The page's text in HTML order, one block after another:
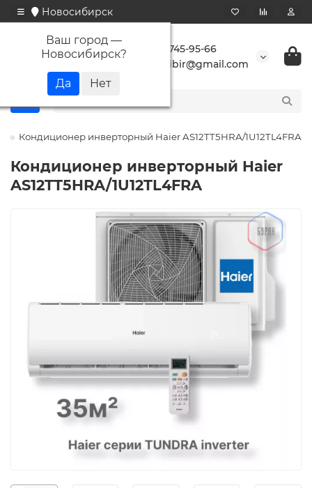
Новосибирск
Ваш город —
Новосибирск?
+7 923 745-95-66
buransibir@gmail.com
Кондиционер инверторный Haier AS12TT5HRA/1U12TL4FRA
Кондиционер инверторный Haier
AS12TT5HRA/1U12TL4FRA